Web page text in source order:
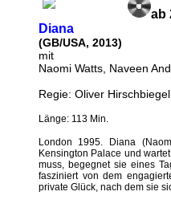
ab
Diana
(GB/USA, 2013)
mit
Naomi Watts, Naveen
Regie: Oliver Hirschbiegel
Länge: 113 Min.
London 1995. Diana
Kensington Palace und
muss, begegnet sie eines
fasziniert von dem
private Glück, nach dem sie